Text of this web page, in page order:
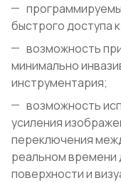
быстрого доступа
возможность
минимально
инструментария;
возможность
усиления
переключения
реальном времени
поверхности и